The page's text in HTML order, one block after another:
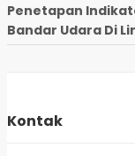
Penetapan
Bandar Udara Di
Kontak